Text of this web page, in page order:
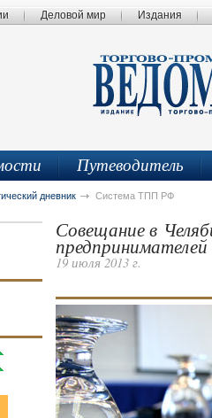
Деловой мир Издания
Путеводитель
дневник Система ТПП РФ
Совещание в
предпринимателей
19 июля 2013 г.